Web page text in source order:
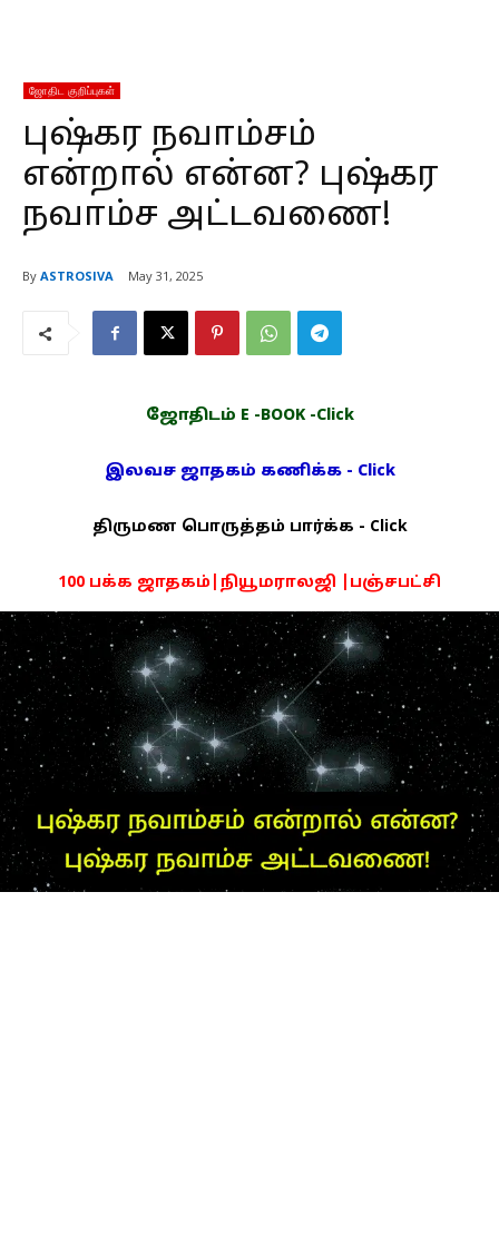
ஜோதிட குறிப்புகள்
புஷ்கர நவாம்சம்
என்றால் என்ன? புஷ்கர
நவாம்ச அட்டவணை!
By ASTROSIVA May 31, 2025
ஜோதிடம் E -BOOK -Click
இலவச ஜாதகம் கணிக்க - Click
திருமண பொருத்தம் பார்க்க - Click
100 பக்க ஜாதகம்|நியூமராலஜி |பஞ்சபட்சி
PDF -72மட்டும் -Click